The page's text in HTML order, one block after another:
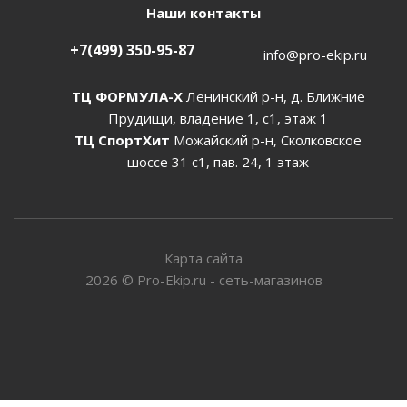
Наши контакты
+7(499) 350-95-87 info@pro-ekip.ru
ТЦ ФОРМУЛА-ХЛенинский р-н, д. Ближние
Прудищи, владение 1, с1, этаж 1
ТЦ СпортХит Можайский р-н, Сколковское
шоссе 31 с1, пав. 24, 1 этаж
Карта сайта
2026 © Pro-Ekip.ru - сеть-магазинов